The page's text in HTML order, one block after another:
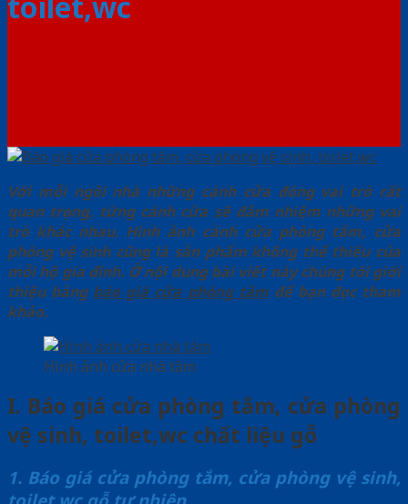
Với mỗi ngôi nhà những cánh cửa đóng vai trò rất
quan trọng, từng cánh cửa sẽ đảm nhiệm những vai
trò khác nhau. Hình ảnh cánh cửa phòng tắm, cửa
phòng vệ sinh cũng là sản phẩm không thể thiếu của
mỗi hộ gia đình. Ở nội dung bài viết này chúng tôi giới
thiệu bảng báo giá cửa phòng tắmđể bạn đọc tham
khảo.
Hình ảnh cửa nhà tắm
I. Báo giá cửa phòng tắm, cửa phòng
vệ sinh, toilet,wc chất liệu gỗ
1. Báo giá cửa phòng tắm, cửa phòng vệ sinh,